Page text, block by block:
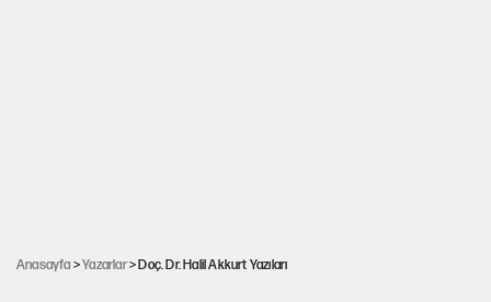
Anasayfa >Yazarlar> Doç. Dr. Halil Akkurt Yazıları